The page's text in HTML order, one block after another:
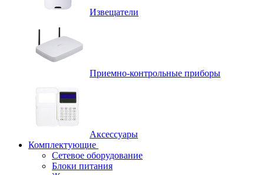
Извещатели
Приемно-контрольные приборы
Аксессуары
Комплектующие
Сетевое оборудование
Блоки питания